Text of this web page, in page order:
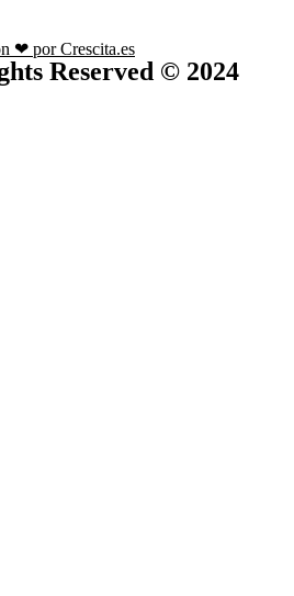
❤ por Crescita.es
Reserved © 2024